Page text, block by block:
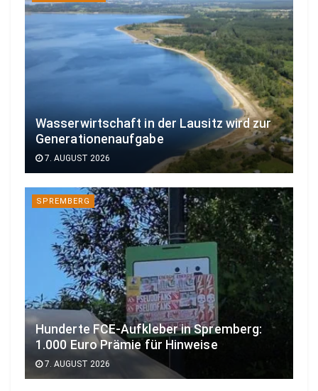
Wasserwirtschaft in der Lausitz wird zur
Generationenaufgabe
7. AUGUST 2026
SPREMBERG
Hunderte FCE-Aufkleber in Spremberg:
1.000 Euro Prämie für Hinweise
7. AUGUST 2026